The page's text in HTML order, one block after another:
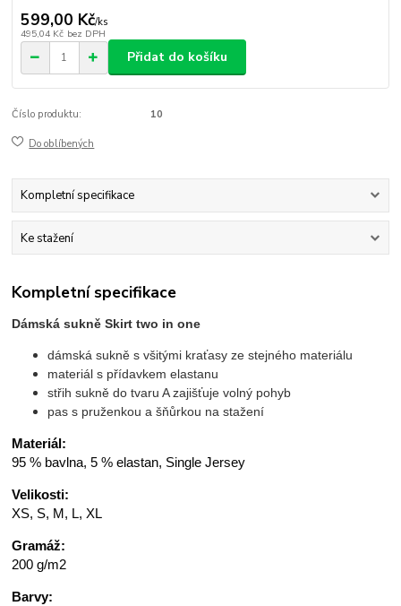
599,00 Kč/ks
495,04 Kč bez DPH
Přidat do košíku
Číslo produktu: 10
Do oblíbených
Kompletní specifikace
Ke stažení
Kompletní specifikace
Dámská sukně Skirt two in one
dámská sukně s všitými kraťasy ze stejného materiálu
materiál s přídavkem elastanu
střih sukně do tvaru A zajišťuje volný pohyb
pas s pruženkou a šňůrkou na stažení
Materiál:
95 % bavlna, 5 % elastan, Single Jersey
Velikosti:
XS, S, M, L, XL
Gramáž:
200 g/m2
Barvy: